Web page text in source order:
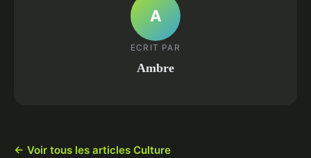
A
ECRIT PAR
Ambre
← Voir tous les articles Culture